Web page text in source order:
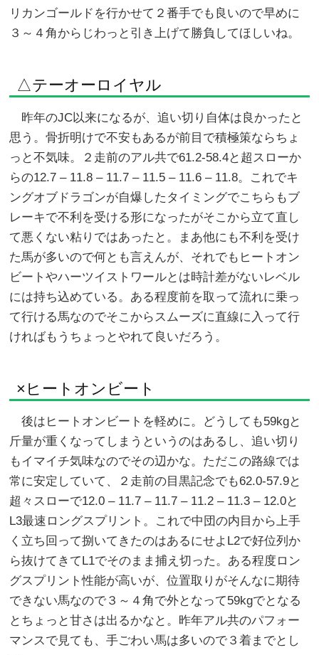
リカンゴールドを行かせて２番手でも良いので早めに
３～４角からじわっと引き上げて勝負してほしいね。
△テーオーロイヤル
昨年のJC以来になるが、追い切り自体は良かったと
思う。骨折明けで不安もあるが前目で積極策ならちょ
っと不気味。２走前のアル共で61.2-58.4と超スローか
らの12.7 – 11.8 – 11.7 – 11.5 – 11.6 – 11.8。これでキ
ングオブドラゴンが自爆したタイミングでこちらもブ
レーキで不利を受ける形になったがそこから立て直し
て悪くない粘りではあったと。まあ他にも不利を受け
た馬が多いので何とも言えんが、それでもヒートオン
ビートやハーツイストワールとは時計差がないレベル
には持ち込めている。ある程度前を取って流れに乗っ
て行ける馬なのでそこからスムーズに直線に入って行
ければもうちょっとやれて良いだろう。
×ヒートオンビート
後はヒートオンビートを軽めに。どうしても59kgと
斤量が重くなってしまうというのはあるし、追い切り
もイマイチ気味なのでその辺かな。ただこの路線では
常に安定していて、２走前の目黒記念でも62.0-57.9と
超々スローで12.0 – 11.7 – 11.7 – 11.2 – 11.3 – 12.0と
L3最速ロングスプリント。これで中団の内目から上手
く立ち回って捌いてきたのはあるにせよL2で好位列か
ら抜けてきてL1でそのまま捕え切った。ある程度ロン
グスプリント性能が高いが、位置取りがそんなに期待
できない馬なので３～４角で外となって59kgでとなる
とちょっと甘さは出るかなと。昨年アル共のパフォー
マンスで見ても、手ごわい馬は多いので３着までとし